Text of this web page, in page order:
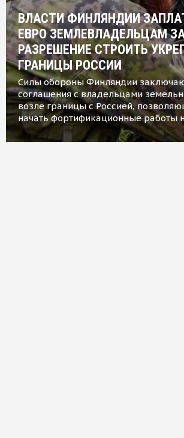
ВЛАСТИ ФИНЛЯНДИИ
ЕВРО ЗЕМЛЕВЛАДЕЛЬЦАМ
РАЗРЕШЕНИЕ СТРОИТЬ
ГРАНИЦЫ РОССИИ
Силы обороны Финляндии
соглашения с владельцами
возле границы с Россией,
начать фортификационные работы